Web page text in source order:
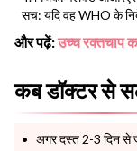
सच: यदि वह WHO के
और पढ़ें:उच्च रक्तचाप
कब डॉक्टर से
अगर दस्त 2-3 दिन से